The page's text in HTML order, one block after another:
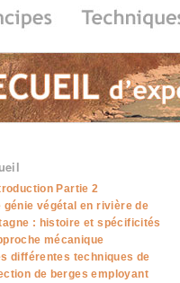
Partie 2
génie végétal en rivière de
: histoire et spécificités
mécanique
différentes techniques de
de berges employant